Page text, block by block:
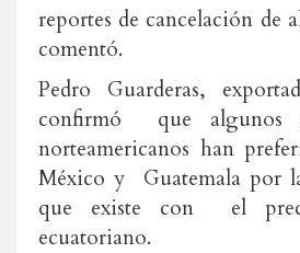
reportes de cancelación de
comentó.
Pedro Guarderas,
confirmó que algunos
norteamericanos han
México y Guatemala por
que existe con el
ecuatoriano.